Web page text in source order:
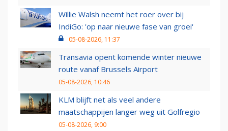
Willie Walsh neemt het roer over bij
IndiGo: 'op naar nieuwe fase van groei'
05-08-2026, 11:37
Transavia opent komende winter nieuwe
route vanaf Brussels Airport
05-08-2026, 10:46
KLM blijft net als veel andere
maatschappijen langer weg uit Golfregio
05-08-2026, 9:00